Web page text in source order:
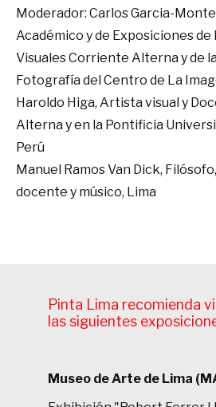
Moderador: Carlos Garcia-
Académico y de Exposiciones de
Visuales Corriente Alterna y de
Fotografía del Centro de La
Haroldo Higa, Artista visual y
Alterna y en la Pontificia
Perú
Manuel Ramos Van Dick,
docente y músico, Lima
Pinta Lima recomienda
las siguientes
Museo de Arte de Lima